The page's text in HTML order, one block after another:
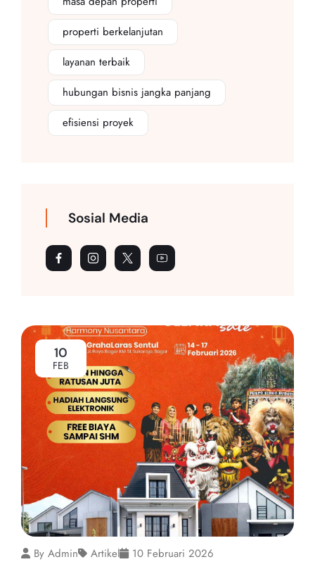
10
FEB
By Admin Artikel 10 Februari 2026
properti berkelanjutan
layanan terbaik
hubungan bisnis jangka panjang
efisiensi proyek
Sosial Media